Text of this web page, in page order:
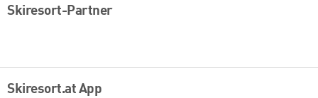
Skiresort-Partner
Skiresort.at App